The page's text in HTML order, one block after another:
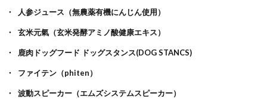
人参ジュース（無農薬有機にんじん使用）
玄米元氣（玄米発酵アミノ酸健康エキス）
鹿肉ドッグフード ドッグスタンス(DOG STANCS)
ファイテン（phiten）
波動スピーカー（エムズシステムスピーカー）